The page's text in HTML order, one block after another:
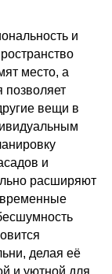
и
место, а
позволяет
вещи в
и
расширяют
делая её